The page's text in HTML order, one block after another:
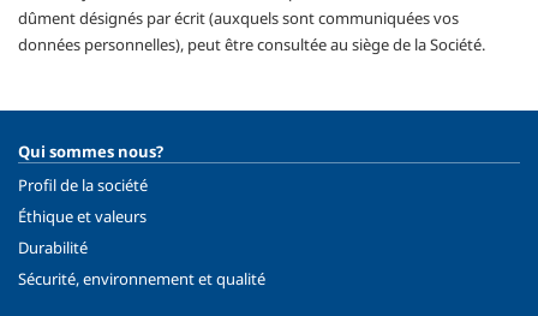
dûment désignés par écrit (auxquels sont communiquées vos
données personnelles), peut être consultée au siège de la Société.
Qui sommes nous?
Profil de la société
Éthique et valeurs
Durabilité
Sécurité, environnement et qualité